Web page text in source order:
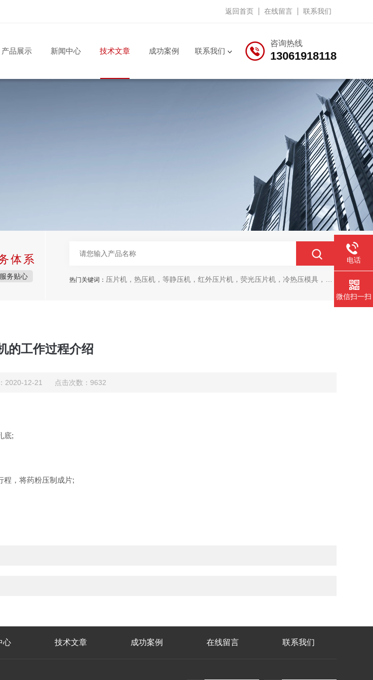
返回首页 在线留言 联系我们
咨询热线
13061918118
产品展示 新闻中心 技术文章 成功案例 联系我们
体系
服务贴心 热门关键词： 压片机，热压机，等静压机，红外压片机，荧光压片机，冷热压模具，马弗炉，干燥箱
的工作过程介绍
2020-12-21 点击次数：9632
底;
，将药粉压制成片;
心 技术文章 成功案例 在线留言 联系我们
电话
微信扫一扫